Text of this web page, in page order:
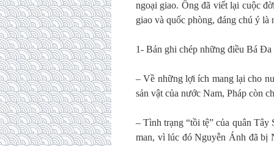
ngoại giao. Ông đã viết lại cuộc
giao và quốc phòng, đáng chú ý là
1- Bản ghi chép những điều Bá
– Về những lợi ích mang lại cho
sản vật của nước Nam, Pháp còn
– Tình trạng “tồi tệ” của quân
man, vì lúc đó Nguyễn Ánh đã bị